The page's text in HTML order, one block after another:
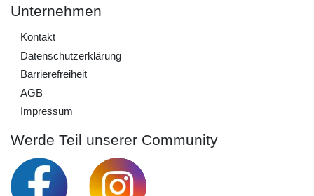
Unternehmen
Kontakt
Daten­schutz­erklärung
Barrierefreiheit
AGB
Impressum
Werde Teil unserer Community